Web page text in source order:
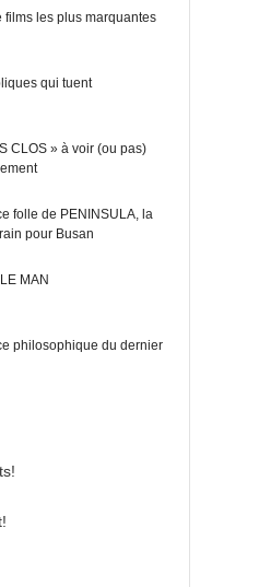
films les plus marquantes
qui tuent
CLOS » à voir (ou pas)
folle de PENINSULA, la
pour Busan
MAN
philosophique du dernier